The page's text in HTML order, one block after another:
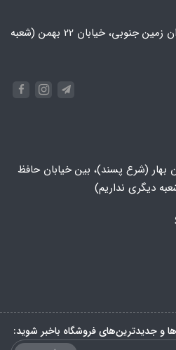
تهران، پونک، خیابان ایران زمین جنوبی، خیابان 22 بهمن (شعبه
بهار (شرع پسند)، بین خیابان حافظ
و جدیدترین‌های فروشگاه باخبر شوید: